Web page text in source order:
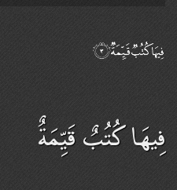
فِيهَا كُتُبٌ قَيِّمَةٌ